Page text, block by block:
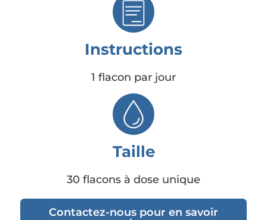
Instructions
1 flacon par jour
Taille
30 flacons à dose unique
Contactez-nous pour en savoir